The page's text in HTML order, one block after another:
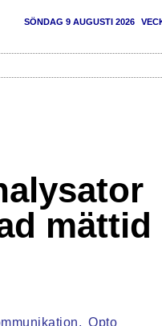
SÖNDAG 9 AUGUSTI 2026
mättid
Opto